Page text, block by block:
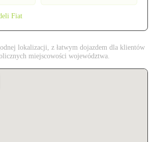
Fiat
lokalizacji, z łatwym dojazdem dla klientów
miejscowości województwa.